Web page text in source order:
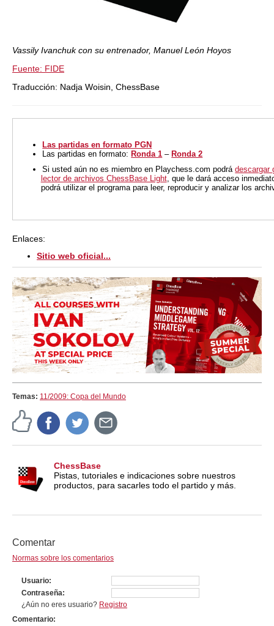
Vassily Ivanchuk con su entrenador, Manuel León Hoyos
Fuente: FIDE
Traducción: Nadja Woisin, ChessBase
Las partidas en formato PGN
Las partidas en formato: Ronda 1 – Ronda 2
Si usted aún no es miembro en Playchess.com podrádescargar
lector de archivos ChessBase Light, que le dará acceso
podrá utilizar el programa para leer, reproducir y analizar los
Enlaces:
Sitio web oficial...
Temas: 11/2009: Copa del Mundo
ChessBase
Pistas, tutoriales e indicaciones sobre nuestros
productos, para sacarles todo el partido y más.
Comentar
Normas sobre los comentarios
Usuario
Contraseña
¿Aún no eres usuario? Registro
Comentario